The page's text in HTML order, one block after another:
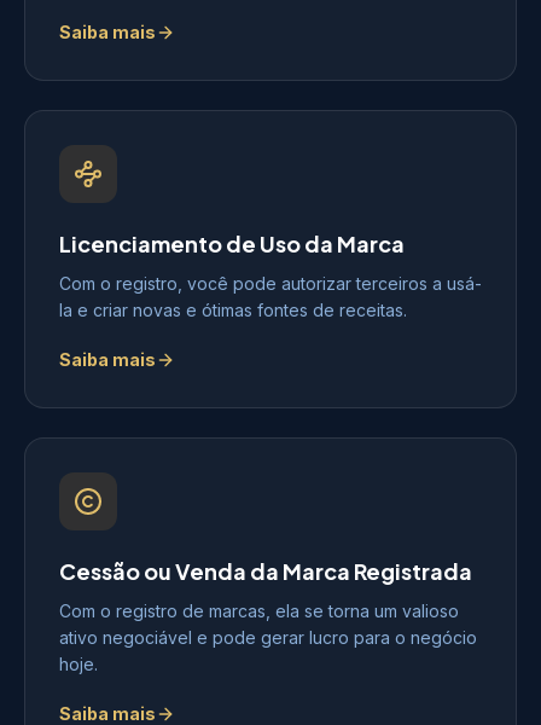
Saiba mais
Licenciamento de Uso da Marca
Com o registro, você pode autorizar terceiros a usá-
la e criar novas e ótimas fontes de receitas.
Saiba mais
Cessão ou Venda da Marca Registrada
Com o registro de marcas, ela se torna um valioso
ativo negociável e pode gerar lucro para o negócio
hoje.
Saiba mais